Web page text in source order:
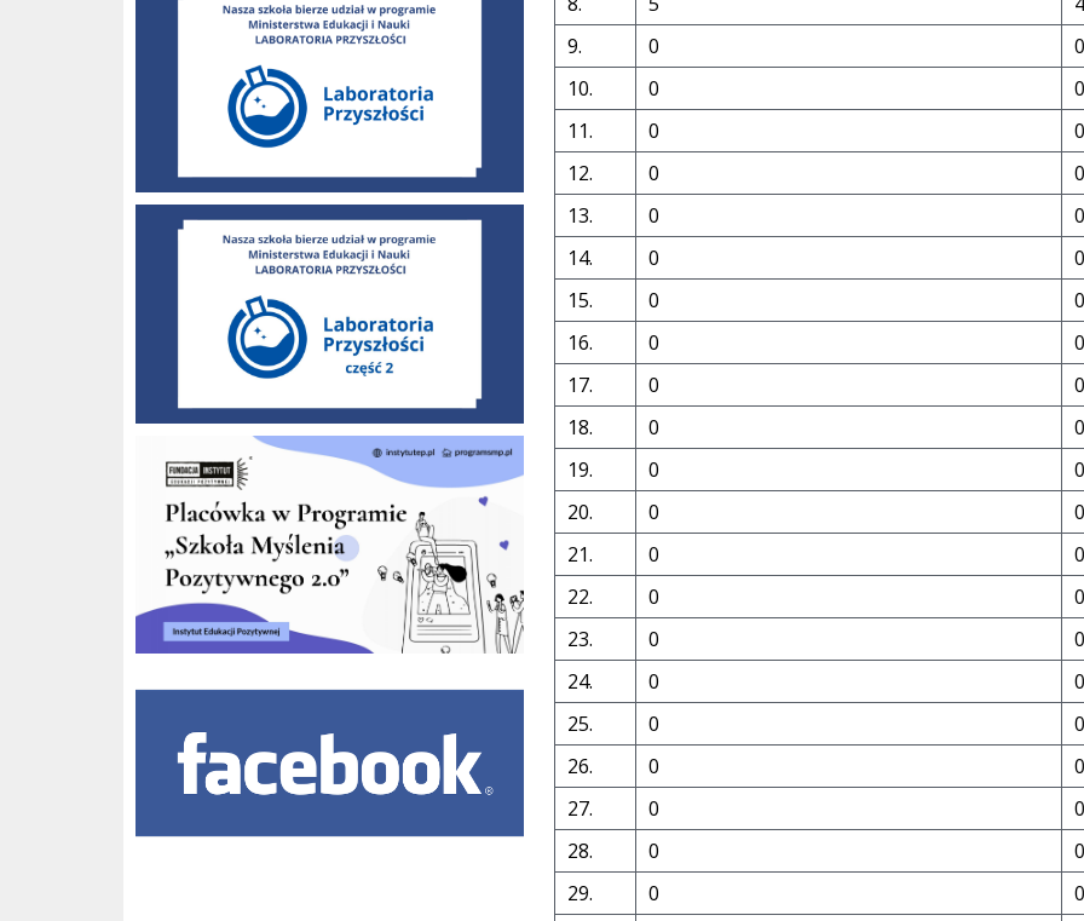
Szkoła Myślenia Pozytywnego
9.
0
0
10.
0
0
11.
0
0
12.
0
0
13.
0
0
14.
0
0
15.
0
0
16.
0
0
17.
0
0
18.
0
0
19.
0
0
20.
0
0
21.
0
0
22.
0
0
23.
0
0
24.
0
0
25.
0
0
26.
0
0
27.
0
0
28.
0
0
29.
0
0